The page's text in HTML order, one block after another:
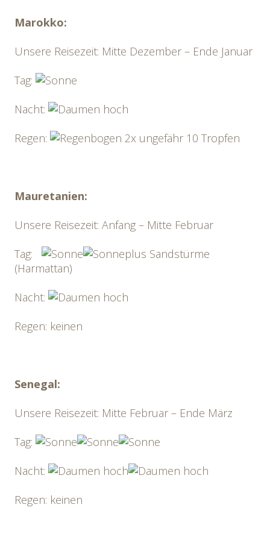
Marokko:
Unsere Reisezeit: Mitte Dezember – Ende Januar
Tag:
Nacht:
Regen:
2x ungefähr 10 Tropfen
Mauretanien:
Unsere Reisezeit: Anfang – Mitte Februar
Tag:
plus Sandstürme
(Harmattan)
Nacht:
Regen: keinen
Senegal:
Unsere Reisezeit: Mitte Februar – Ende März
Tag:
Nacht:
Regen: keinen